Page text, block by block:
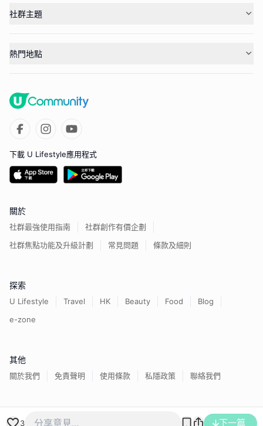
3 下一篇
社群主題
熱門地點
下載 U Lifestyle應用程式
關於
社群最強使用指南
社群創作有價企劃
社群焦點功能及升級計劃
常見問題 條款及細則
探索
U Lifestyle Travel HK Beauty Food
Blog
e-zone
其他
關於我們 免責聲明 使用條款 私隱政策 聯絡我們
香港經濟日報版權所有©